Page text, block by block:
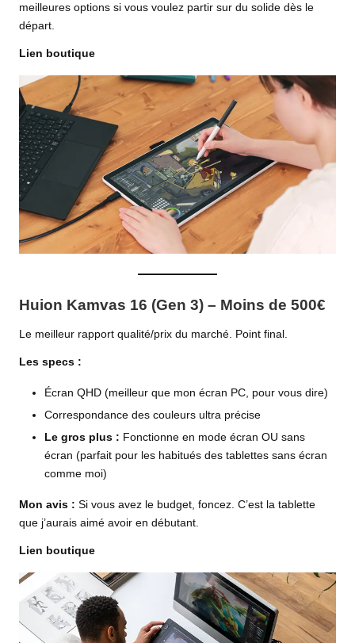
meilleures options si vous voulez partir sur du solide dès le
départ.
Lien boutique
Huion Kamvas 16 (Gen 3) – Moins de 500€
Le meilleur rapport qualité/prix du marché. Point final.
Les specs :
Écran QHD (meilleur que mon écran PC, pour vous dire)
Correspondance des couleurs ultra précise
Le gros plus : Fonctionne en mode écran OU sans
écran (parfait pour les habitués des tablettes sans écran
comme moi)
Mon avis : Si vous avez le budget, foncez. C’est la tablette
que j’aurais aimé avoir en débutant.
Lien boutique